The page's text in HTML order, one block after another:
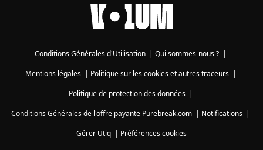
Conditions Générales d'Utilisation Qui sommes-nous ?
Mentions légales| Politique sur les cookies et autres traceurs|
Politique de protection des données|
Conditions Générales de l'offre payante Purebreak.com
Notifications
Gérer Utiq
Préférences cookies